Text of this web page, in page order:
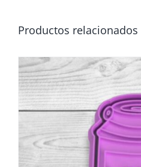
Productos relacionados